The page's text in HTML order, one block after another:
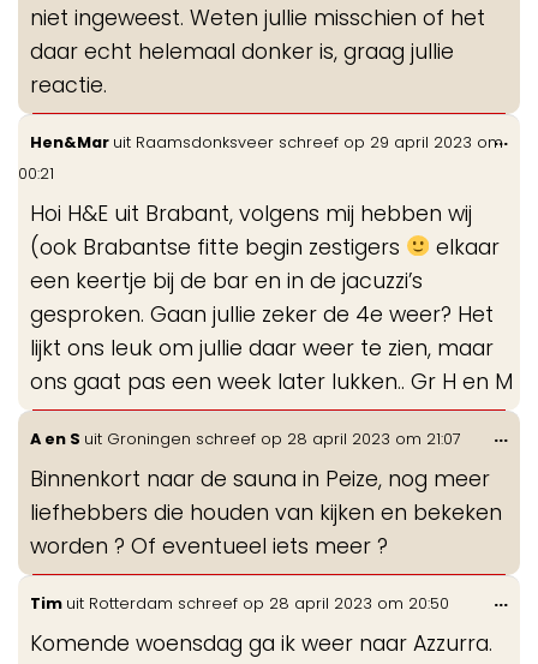
niet ingeweest. Weten jullie misschien of het
daar echt helemaal donker is, graag jullie
reactie.
Hen&Mar uit Raamsdonksveer schreef op 29 april 2023 om
00:21
Hoi H&E uit Brabant, volgens mij hebben wij
(ook Brabantse fitte begin zestigers
elkaar
een keertje bij de bar en in de jacuzzi’s
gesproken. Gaan jullie zeker de 4e weer? Het
lijkt ons leuk om jullie daar weer te zien, maar
ons gaat pas een week later lukken.. Gr H en M
...
A en S uit Groningen schreef op 28 april 2023 om 21:07
Binnenkort naar de sauna in Peize, nog meer
liefhebbers die houden van kijken en bekeken
worden ? Of eventueel iets meer ?
...
Tim uit Rotterdam schreef op 28 april 2023 om 20:50
Komende woensdag ga ik weer naar Azzurra.
...